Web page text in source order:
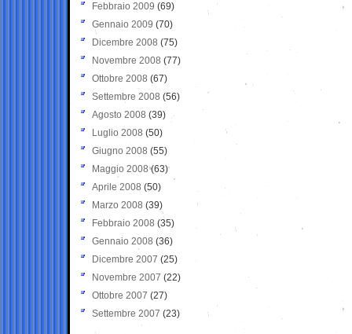
Febbraio 2009 (69)
Gennaio 2009 (70)
Dicembre 2008 (75)
Novembre 2008 (77)
Ottobre 2008 (67)
Settembre 2008 (56)
Agosto 2008 (39)
Luglio 2008 (50)
Giugno 2008 (55)
Maggio 2008(63)
Aprile 2008 (50)
Marzo 2008 (39)
Febbraio 2008 (35)
Gennaio 2008 (36)
Dicembre 2007 (25)
Novembre 2007 (22)
Ottobre 2007 (27)
Settembre 2007 (23)